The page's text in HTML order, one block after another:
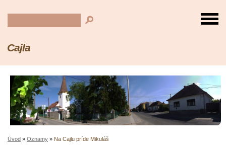
Cajla
Úvod » Oznamy » Na Cajlu príde Mikuláš